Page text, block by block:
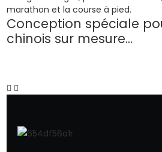
Conception spéciale
chinois sur mesure...